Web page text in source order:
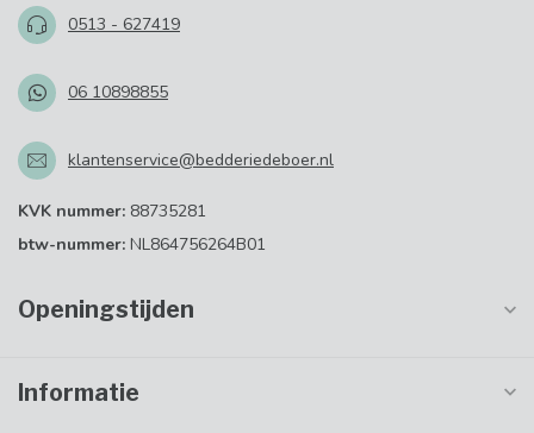
0513 - 627419
06 10898855
klantenservice@bedderiedeboer.nl
KVK nummer: 88735281
btw-nummer: NL864756264B01
Openingstijden
Informatie